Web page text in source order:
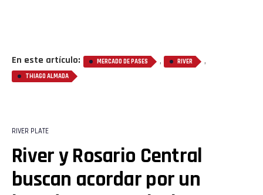
En este artículo: MERCADO DE PASES , RIVER ,
THIAGO ALMADA
RIVER PLATE
River y Rosario Central
buscan acordar por un